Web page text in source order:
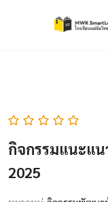
กิจกรรมแนะแน
2025